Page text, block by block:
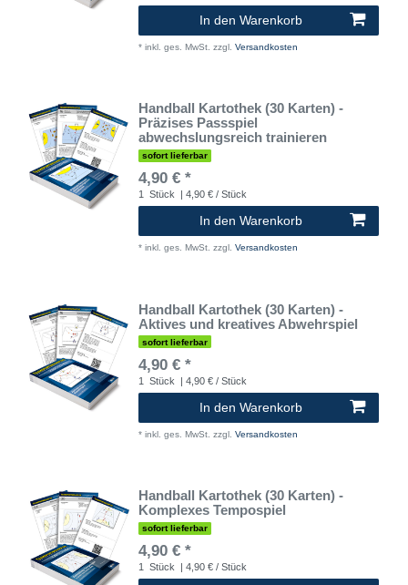
In den Warenkorb
* inkl. ges. MwSt. zzgl. Versandkosten
Handball Kartothek (30 Karten) -
Präzises Passspiel
abwechslungsreich trainieren
sofort lieferbar
4,90 € *
1 Stück | 4,90 € / Stück
In den Warenkorb
* inkl. ges. MwSt. zzgl. Versandkosten
Handball Kartothek (30 Karten) -
Aktives und kreatives Abwehrspiel
sofort lieferbar
4,90 € *
1 Stück | 4,90 € / Stück
In den Warenkorb
* inkl. ges. MwSt. zzgl. Versandkosten
Handball Kartothek (30 Karten) -
Komplexes Tempospiel
sofort lieferbar
4,90 € *
1 Stück | 4,90 € / Stück